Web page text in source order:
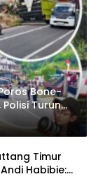
Bone-
Turun
Timur
Habibie: